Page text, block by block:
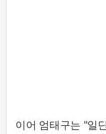
이어 엄태구는 "일